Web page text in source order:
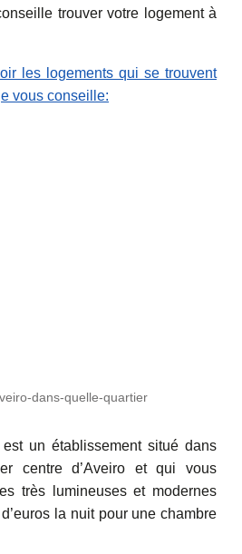
trouver votre logement à
les logements qui se trouvent
vous conseille:
dans-quelle-quartier
est un établissement situé dans
centre d’Aveiro et qui vous
très lumineuses et modernes
la nuit pour une chambre